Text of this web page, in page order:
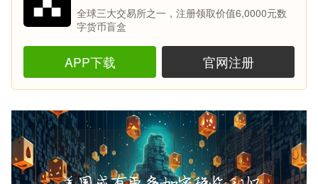
全球三大交易所之一，注册领取价值6,0000元数
字货币盲盒
APP下载 官网注册